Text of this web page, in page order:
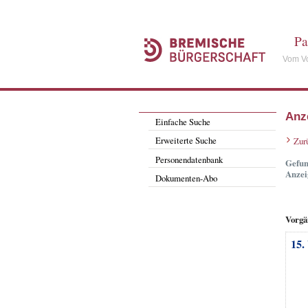
Vom
Einfache Suche
Erweiterte Suche
Personendatenbank
Dokumenten-Abo